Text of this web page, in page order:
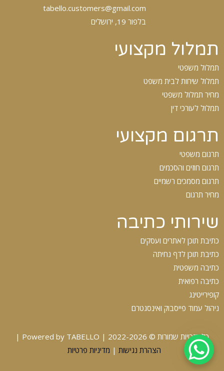
tabello.customers@gmail.com
בלפור 19, ירושלים
תמלול מקצועי
תמלול משפטי
תמלול שיחות לבית משפט
מחיר תמלול משפטי
תמלול לעורכי דין
תרגום מקצועי
תרגום משפטי
תרגום חוזים והסכמים
תרגום מסמכים רשמיים
מחיר תרגום
שירותי כתיבה
כתיבת תוכן לאתרים ועסקים
כתיבת תוכן לדף נחיתה
כתיבה משפטית
כתיבה רפואית
קופירייטינג
ניהול עמוד פייסבוק ואינסגטרם
כל הזכויות שמורות © 2022-2026 | Powered by TABELLO |
הצהרת נגישות | מדיניות פרטיות